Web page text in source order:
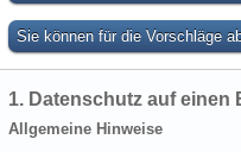
Sie können für die Vorschläge
1. Datenschutz auf einen
Allgemeine Hinweise